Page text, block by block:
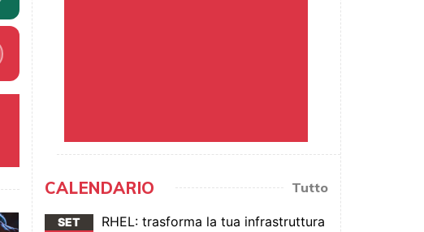
CALENDARIO Tutto
SET
RHEL: trasforma la tua infrastruttura